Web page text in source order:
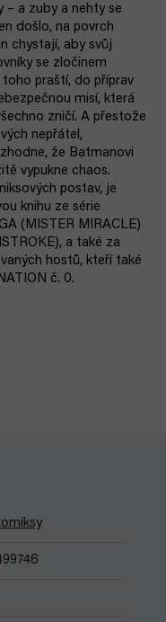
– a zuby a nehty se
došlo, na povrch
chystají, aby svůj
se zločinem
praští, do příprav
misí, která
zničí. A přestože
nepřátel,
že Batmanovi
vypukne chaos.
postav, je
knihu ze série
(MISTER MIRACLE)
a také za
hostů, kteří také
č. 0.